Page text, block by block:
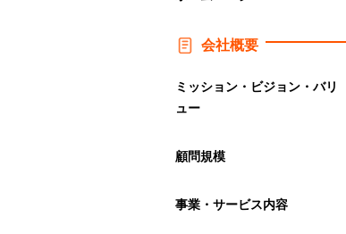
会社概要
ミッション・ビジョン・バリ
ュー
顧問規模
事業・サービス内容